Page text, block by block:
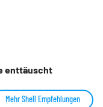
enttäuscht
Mehr Shell Empfehlungen